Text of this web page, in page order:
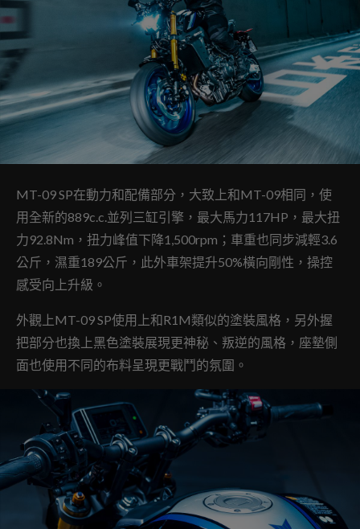
MT-09 SP在動力和配備部分，大致上和MT-09相同，使
用全新的889c.c.並列三缸引擎，最大馬力117HP，最大扭
力92.8Nm，扭力峰值下降1,500rpm；車重也同步減輕3.6
公斤，濕重189公斤，此外車架提升50%橫向剛性，操控
感受向上升級。
外觀上MT-09 SP使用上和R1M類似的塗裝風格，另外握
把部分也換上黑色塗裝展現更神秘、叛逆的風格，座墊側
面也使用不同的布料呈現更戰鬥的氛圍。